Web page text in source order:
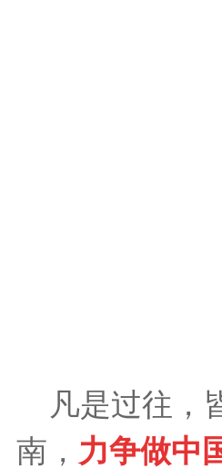
凡是过往，
南， 力争做中